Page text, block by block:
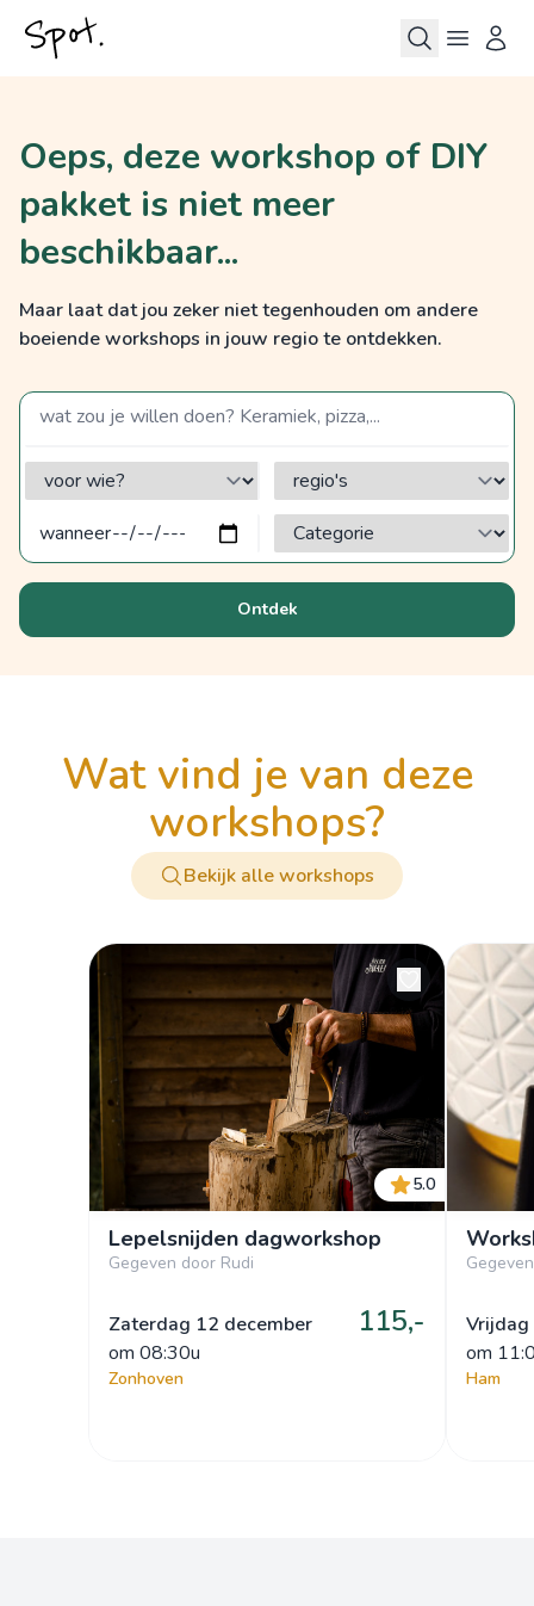
Oeps, deze workshop of DIY
pakket is niet meer
beschikbaar...
Maar laat dat jou zeker niet tegenhouden om andere
boeiende workshops in jouw regio te ontdekken.
zoek op een term
voor wie? regio's
Categorie?
Ontdek
wat vind je van deze
workshops?
Bekijk alle workshops
5.0
Lepelsnijden dagworkshop
Gegeven door Rudi
Zaterdag 12 december
om 08:30u
115,-
Zonhoven
Vrijdag
om
Ham